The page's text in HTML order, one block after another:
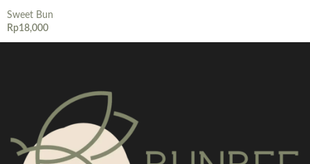
Sweet Bun
Rp18,000